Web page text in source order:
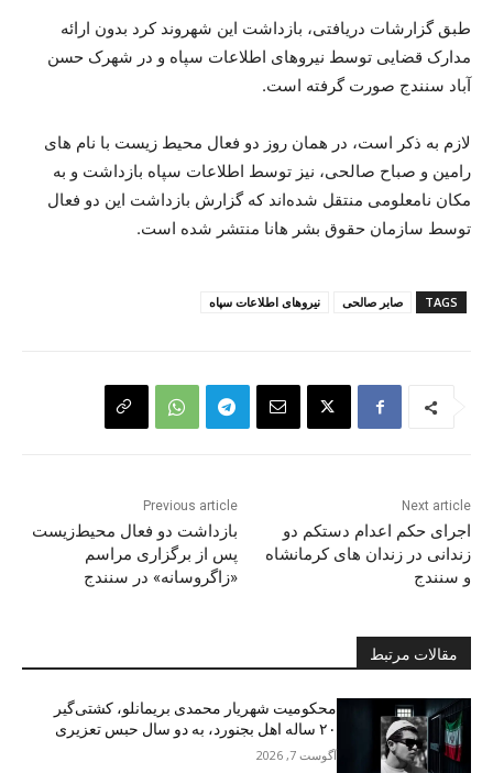
طبق گزارشات دریافتی، بازداشت این شهروند کرد بدون ارائە
مدارک قضایی توسط نیروهای اطلاعات سپاە و در شهرک حسن
آباد سنندج صورت گرفتە است.
لازم بە ذکر است، در همان روز دو فعال محیط زیست با نام های
رامین و صباح صالحی، نیز توسط اطلاعات سپاە بازداشت و بە
مکان نامعلومی منتقل شدەاند کە گزارش بازداشت این دو فعال
توسط سازمان حقوق بشر هانا منتشر شدە است.
TAGS صابر صالحی نیروهای اطلاعات سپاە
Previous article
بازداشت دو فعال محیط‌زیست
پس از برگزاری مراسم
«زاگروسانه» در سنندج
Next article
اجرای حکم اعدام دستکم دو
زندانی در زندان های کرمانشاە
و سنندج
مقالات مرتبط
محکومیت شهریار محمدی بریمانلو، کشتی‌گیر
۲۰ ساله اهل بجنورد، به دو سال حبس تعزیری
آگوست 7, 2026